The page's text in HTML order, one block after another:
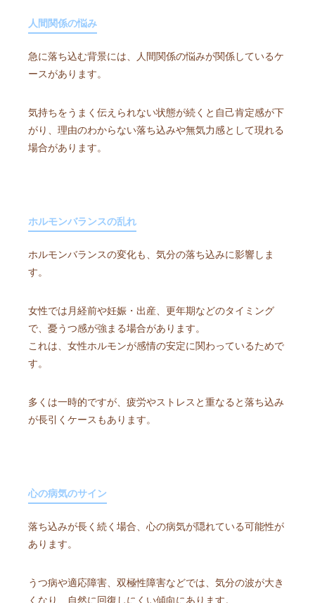
人間関係の悩み
急に落ち込む背景には、人間関係の悩みが関係しているケ
ースがあります。
気持ちをうまく伝えられない状態が続くと自己肯定感が下
がり、理由のわからない落ち込みや無気力感として現れる
場合があります。
ホルモンバランスの乱れ
ホルモンバランスの変化も、気分の落ち込みに影響しま
す。
女性では月経前や妊娠・出産、更年期などのタイミング
で、憂うつ感が強まる場合があります。
これは、女性ホルモンが感情の安定に関わっているためで
す。
多くは一時的ですが、疲労やストレスと重なると落ち込み
が長引くケースもあります。
心の病気のサイン
落ち込みが長く続く場合、心の病気が隠れている可能性が
あります。
うつ病や適応障害、双極性障害などでは、気分の波が大き
くなり、自然に回復しにくい傾向にあります。